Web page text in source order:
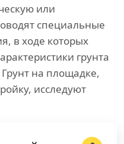
или
специальные
в ходе которых
грунта
на площадке,
исследуют